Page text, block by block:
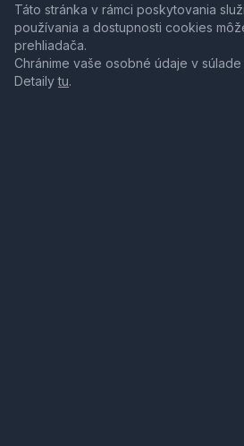
Táto stránka v rámci poskytovania
používania a dostupnosti cookies
prehliadača.
Chránime vaše osobné údaje v
Detailytu.